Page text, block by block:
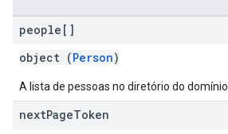
people[]
object (Person)
A lista de pessoas no diretório do domínio.
nextPageToken